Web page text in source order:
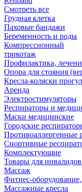
Смотреть все
Грудная клетка
Паховые бандажи
Беременность и роды
Компрессионный
трикотаж
Профилактика,
Опора для стояния
Кресла-коляски
Аренда
Электростимуляторы
Респираторы и
Маски медицинские
Городские
Противоаллергенные
Спортивные
Комплектующие
Товары для
Массаж
Фитнес-
Массажные кресла